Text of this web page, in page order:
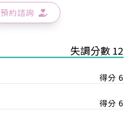
預約諮詢
失調分數 12
得分 6
得分 6